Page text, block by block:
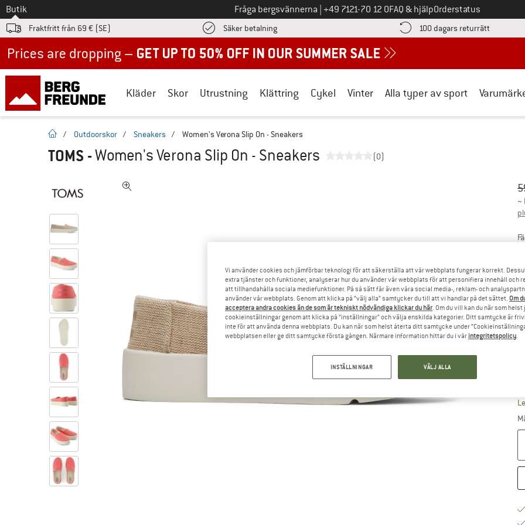
Till
Butik Fråga bergsvännerna Ring oss på
+49 7121-70 12 0FAQ & hjälpOrderstatus
Fraktfritt från 69 € (SE) Säker betalningHitta betalningsinformationen här! Öppnas i en inforuta
100 dagars returrätt Gå till
Kläder Skor Utrustning Klättring Cykel Vinter Alla typer av sport
Hemsida
/ Outdoorskor / Sneakers / Women's Verona Slip On - Sneakers
TOMS -Women's Verona Slip On - Sneakers (0)
~
Vi använder cookies och jämförbar teknologi för att säkerställa att vår webbplats fungerar korrekt.
extra tjänster och funktioner, analyserar hur du använder vår webbplats för att personifiera innehåll och
att tillhandahålla sociala mediefunktioner. På så sätt får även våra social media-, reklam- och
använder vår webbplats. Genom att klicka på ”välj alla” samtycker du till att vi handlar på det sättet. Om
acceptera andra cookies än de som är tekniskt nödvändiga klickar du här. Om du vill kan du när som
cookieinställningar genom att klicka på ”inställningar” och välja enskilda kategorier. Ditt samtycke är
inte för att använda denna webbplats. Du kan när som helst återta ditt samtycke under
webbplatsen eller ge ditt samtycke första gången. Närmare information hittar du i vår integritetspolicy.
INSTÄLLNINGAR VÄLJ ALLA